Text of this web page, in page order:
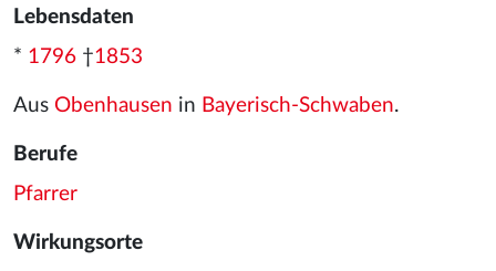
Lebensdaten
* 1796 †1853
Aus Obenhausen in Bayerisch-Schwaben.
Berufe
Pfarrer
Wirkungsorte